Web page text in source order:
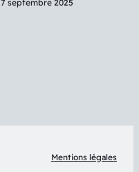
7 septembre 2025
Mentions légales